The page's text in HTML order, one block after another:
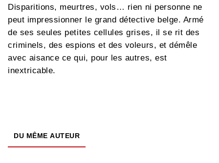
Disparitions, meurtres, vols… rien ni personne ne
peut impressionner le grand détective belge. Armé
de ses seules petites cellules grises, il se rit des
criminels, des espions et des voleurs, et démêle
avec aisance ce qui, pour les autres, est
inextricable.
DU MÊME AUTEUR